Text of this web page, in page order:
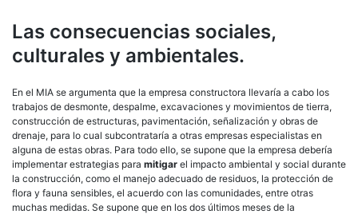
Las consecuencias sociales,
culturales y ambientales.
En el MIA se argumenta que la empresa constructora llevaría a cabo los
trabajos de desmonte, despalme, excavaciones y movimientos de tierra,
construcción de estructuras, pavimentación, señalización y obras de
drenaje, para lo cual subcontrataría a otras empresas especialistas en
alguna de estas obras. Para todo ello, se supone que la empresa debería
implementar estrategias para mitigar el impacto ambiental y social durante
la construcción, como el manejo adecuado de residuos, la protección de
flora y fauna sensibles, el acuerdo con las comunidades, entre otras
muchas medidas. Se supone que en los dos últimos meses de la